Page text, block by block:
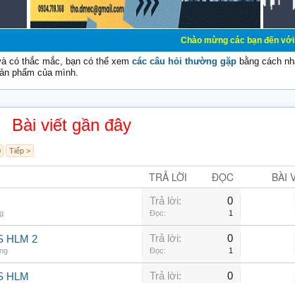
Chào mừng các bạn đến với Diễn đàn
có thắc mắc, bạn có thể xem các câu hỏi thường gặp bằng cách
phẩm của mình.
Bài viết gần đây
Tiếp >
TRẢ LỜI ĐỌC BÀI
Trả lời: 0
Đọc: 1
HLM 2 Trả lời: 0
Đọc: 1
HLM Trả lời: 0